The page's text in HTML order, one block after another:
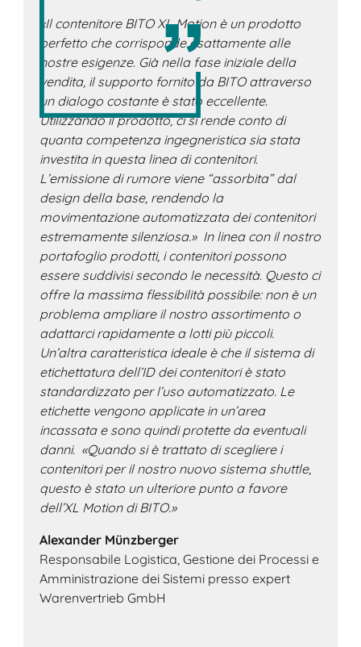
«Il contenitore BITO XL Motion è un prodotto
perfetto che corrisponde esattamente alle
nostre esigenze. Già nella fase iniziale della
vendita, il supporto fornito da BITO attraverso
un dialogo costante è stato eccellente.
Utilizzando il prodotto, ci si rende conto di
quanta competenza ingegneristica sia stata
investita in questa linea di contenitori.
L’emissione di rumore viene “assorbita” dal
design della base, rendendo la
movimentazione automatizzata dei contenitori
estremamente silenziosa.» In linea con il nostro
portafoglio prodotti, i contenitori possono
essere suddivisi secondo le necessità. Questo ci
offre la massima flessibilità possibile: non è un
problema ampliare il nostro assortimento o
adattarci rapidamente a lotti più piccoli.
Un’altra caratteristica ideale è che il sistema di
etichettatura dell’ID dei contenitori è stato
standardizzato per l’uso automatizzato. Le
etichette vengono applicate in un’area
incassata e sono quindi protette da eventuali
danni. «Quando si è trattato di scegliere i
contenitori per il nostro nuovo sistema shuttle,
questo è stato un ulteriore punto a favore
dell’XL Motion di BITO.»
Alexander Münzberger
Responsabile Logistica, Gestione dei Processi e
Amministrazione dei Sistemi presso expert
Warenvertrieb GmbH